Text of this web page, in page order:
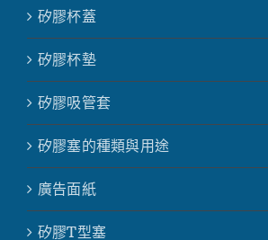
矽膠杯蓋
矽膠杯墊
矽膠吸管套
矽膠塞的種類與用途
廣告面紙
矽膠T型塞